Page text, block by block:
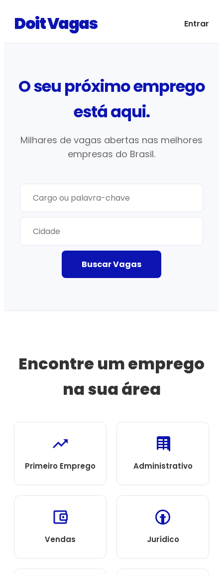
Doit Vagas Entrar
O seu próximo emprego
está aqui.
Milhares de vagas abertas nas melhores
empresas do Brasil.
Buscar Vagas
Encontre um emprego
na sua área
Primeiro Emprego Administrativo
Vendas Jurídico